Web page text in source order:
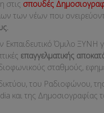
στις σπουδές
των νέων που
Όμιλο ΞΥΝΗ
επαγγελματικής
σταθμούς,
του Ραδιοφώνου,
και της Δημοσιογραφίας